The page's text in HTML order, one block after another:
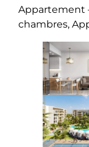
Appartement
chambres,